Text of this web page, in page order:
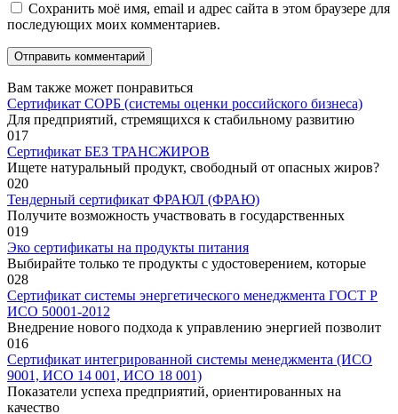
Сохранить моё имя, email и адрес сайта в этом браузере для
последующих моих комментариев.
Вам также может понравиться
Сертификат СОРБ (системы оценки российского бизнеса)
Для предприятий, стремящихся к стабильному развитию
017
Сертификат БЕЗ ТРАНСЖИРОВ
Ищете натуральный продукт, свободный от опасных жиров?
020
Тендерный сертификат ФРАЮЛ (ФРАЮ)
Получите возможность участвовать в государственных
019
Эко сертификаты на продукты питания
Выбирайте только те продукты с удостоверением, которые
028
Сертификат системы энергетического менеджмента ГОСТ Р
ИСО 50001-2012
Внедрение нового подхода к управлению энергией позволит
016
Сертификат интегрированной системы менеджмента (ИСО
9001, ИСО 14 001, ИСО 18 001)
Показатели успеха предприятий, ориентированных на
качество